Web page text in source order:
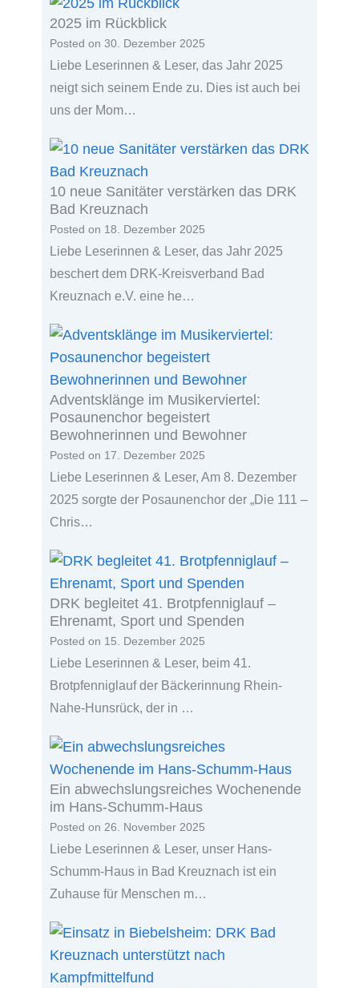
2025 im Rückblick
Posted on 30. Dezember 2025
Liebe Leserinnen & Leser, das Jahr 2025
neigt sich seinem Ende zu. Dies ist auch bei
uns der Mom…
10 neue Sanitäter verstärken das DRK
Bad Kreuznach
Posted on 18. Dezember 2025
Liebe Leserinnen & Leser, das Jahr 2025
beschert dem DRK-Kreisverband Bad
Kreuznach e.V. eine he…
Adventsklänge im Musikerviertel:
Posaunenchor begeistert
Bewohnerinnen und Bewohner
Posted on 17. Dezember 2025
Liebe Leserinnen & Leser, Am 8. Dezember
2025 sorgte der Posaunenchor der „Die 111 –
Chris…
DRK begleitet 41. Brotpfenniglauf –
Ehrenamt, Sport und Spenden
Posted on 15. Dezember 2025
Liebe Leserinnen & Leser, beim 41.
Brotpfenniglauf der Bäckerinnung Rhein-
Nahe-Hunsrück, der in …
Ein abwechslungsreiches Wochenende
im Hans-Schumm-Haus
Posted on 26. November 2025
Liebe Leserinnen & Leser, unser Hans-
Schumm-Haus in Bad Kreuznach ist ein
Zuhause für Menschen m…